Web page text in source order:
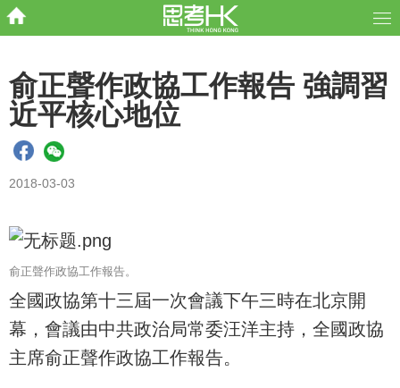
俞正聲作政協工作報告 強調習
近平核心地位
2018-03-03
俞正聲作政協工作報告。
全國政協第十三屆一次會議下午三時在北京開
幕，會議由中共政治局常委汪洋主持，全國政協
主席俞正聲作政協工作報告。